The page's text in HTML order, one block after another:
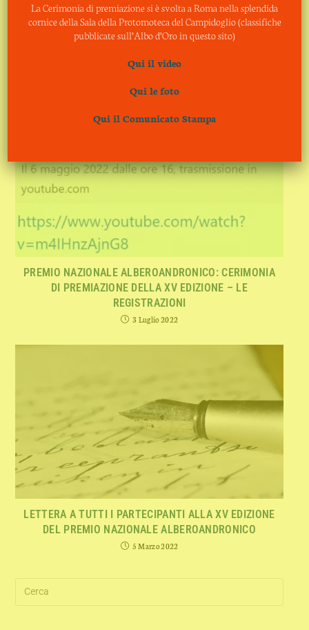
PREMIO NAZIONALE ALBEROANDRONICO: CERIMONIA
DI PREMIAZIONE DELLA XV EDIZIONE – LE
REGISTRAZIONI
3 Luglio 2022
LETTERA A TUTTI I PARTECIPANTI ALLA XV EDIZIONE
DEL PREMIO NAZIONALE ALBEROANDRONICO
5 Marzo 2022
La Cerimonia di premiazione si è svolta a Roma nella splendida
cornice della Sala della Protomoteca del Campidoglio (classifiche
pubblicate sull’Albo d’Oro in questo sito)
Qui il video
Qui le foto
Qui il Comunicato Stampa